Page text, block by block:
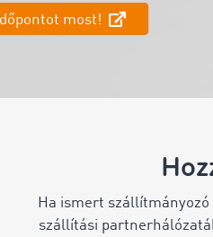
most!
Ha ismert
szállítási